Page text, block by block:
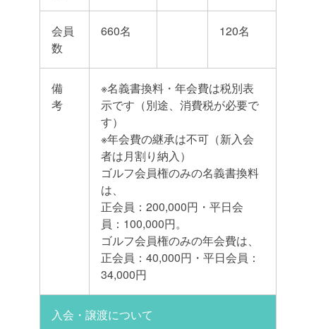
会員
数
660名 120名
備
考
※名義書換料・年会費は税別表
示です（別途、消費税が必要で
す）
※年会費の継承は不可（新入会
者は月割り納入）
ゴルフ会員権のみの名義書換料
は、
正会員：200,000円・平日会
員：100,000円。
ゴルフ会員権のみの年会費は、
正会員：40,000円・平日会員：
34,000円
入会・譲渡について